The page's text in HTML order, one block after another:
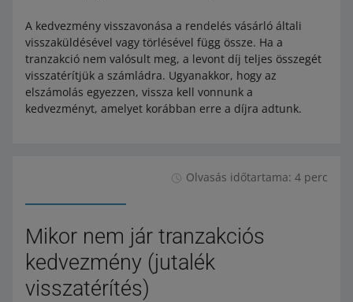
A kedvezmény visszavonása a rendelés vásárló általi
visszaküldésével vagy törlésével függ össze. Ha a
tranzakció nem valósult meg, a levont díj teljes összegét
visszatérítjük a számládra. Ugyanakkor, hogy az
elszámolás egyezzen, vissza kell vonnunk a
kedvezményt, amelyet korábban erre a díjra adtunk.
Olvasás időtartama: 4 perc
Mikor nem jár tranzakciós
kedvezmény (jutalék
visszatérítés)